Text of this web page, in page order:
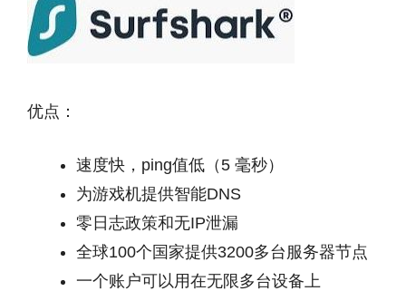
优点：
速度快，ping值低（5 毫秒）
为游戏机提供智能DNS
零日志政策和无IP泄漏
全球100个国家提供3200多台服务器节点
一个账户可以用在无限多台设备上